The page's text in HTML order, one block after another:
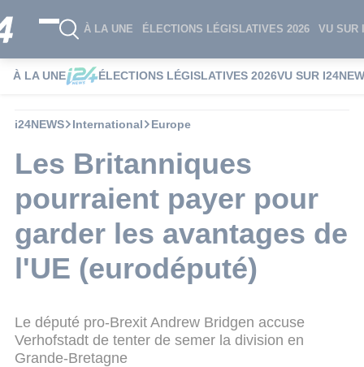
À LA UNE ÉLECTIONS LÉGISLATIVES 2026 VU SUR
À LA UNE ÉLECTIONS LÉGISLATIVES 2026VU SUR
i24NEWS International Europe
Les Britanniques
pourraient payer pour
garder les avantages de
l'UE (eurodéputé)
Le député pro-Brexit Andrew Bridgen accuse
Verhofstadt de tenter de semer la division en
Grande-Bretagne